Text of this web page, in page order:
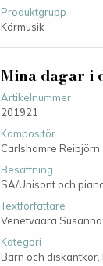
Produktgrupp
Körmusik
Mina dagar i
Artikelnummer
201921
Kompositör
Carlshamre Reibjörn
Besättning
SA/Unisont och
Textförfattare
Venetvaara Susanna
Kategori
Barn och diskantkör,